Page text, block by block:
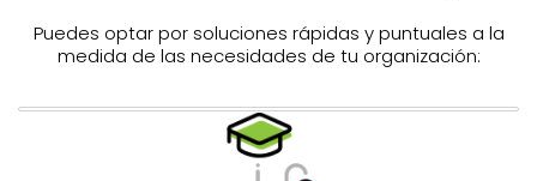
Puedes optar por soluciones rápidas y puntuales a la
medida de las necesidades de tu organización: